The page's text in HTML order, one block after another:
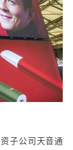
子公司天音通